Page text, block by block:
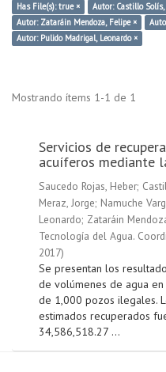
Has File(s): true × Autor: Castillo
Autor: Zataráin Mendoza, Felipe ×
Autor: Pulido Madrigal, Leonardo ×
Mostrando ítems 1-1 de 1
Servicios de
acuíferos mediante
Saucedo Rojas, Heber;
Meraz, Jorge; Namuche
Leonardo; Zataráin
Tecnología del Agua.
2017)
Se presentan los
de volúmenes de agua
de 1,000 pozos ilegales.
estimados recuperados
34,586,518.27 ...